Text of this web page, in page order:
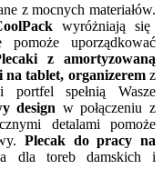
z mocnych materiałów.
wyróżniają się
pomoże uporządkować
z amortyzowaną
na tablet, organizeremz
spełnią Wasze
design w połączeniu z
detalami pomoże
Plecak do pracy na
dla toreb damskich i